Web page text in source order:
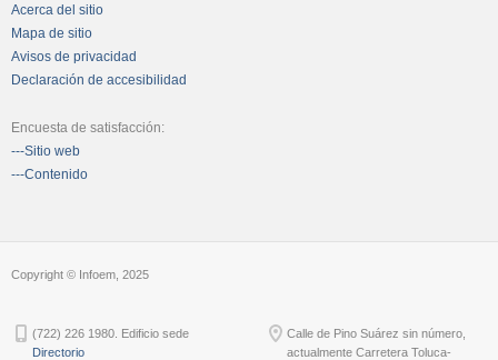
Acerca del sitio
Mapa de sitio
Avisos de privacidad
Declaración de accesibilidad
Encuesta de satisfacción:
---Sitio web
---Contenido
Copyright © Infoem, 2025
(722) 226 1980. Edificio sede
Directorio
Calle de Pino Suárez sin número,
actualmente Carretera Toluca-